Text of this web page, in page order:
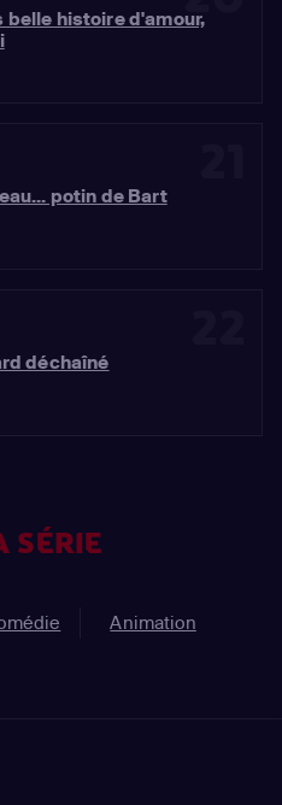
belle histoire d'amour,
potin de Bart
déchaîné
SÉRIE
Animation